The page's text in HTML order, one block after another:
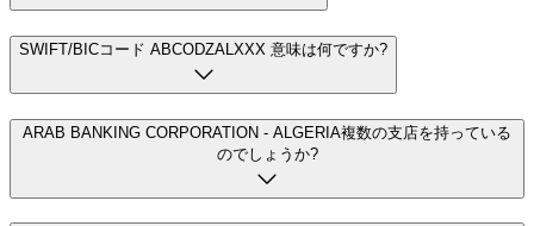
SWIFT/BICコード ABCODZALXXX 意味は何ですか?
ARAB BANKING CORPORATION - ALGERIA複数の支店を持っている
のでしょうか?